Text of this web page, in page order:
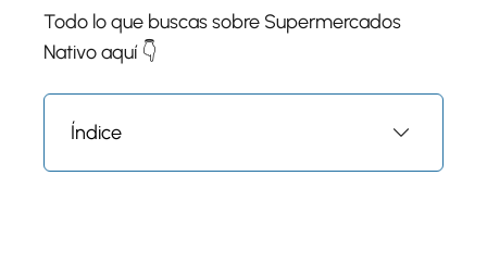
Todo lo que buscas sobre Supermercados
Nativo aquí 👇
Índice